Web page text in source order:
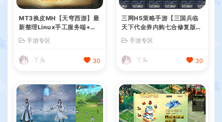
MT3换皮MH【天穹西游】最
新整理Linux手工服务端+安
卓苹果双端+GM后台+详细搭
建教程+全套源码+视频教程
手游专区
丫头 30
三网H5策略手游【三国兵临
天下代金券内购七合修复版】
最新整理单机一键即玩镜像端
+Linux手工服务端+管理后台
+GM授权后台+简易安卓客户
端+详细搭建教程+视频教程
手游专区
丫头 30